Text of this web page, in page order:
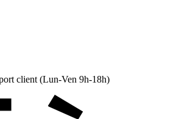
client (Lun-Ven 9h-18h)